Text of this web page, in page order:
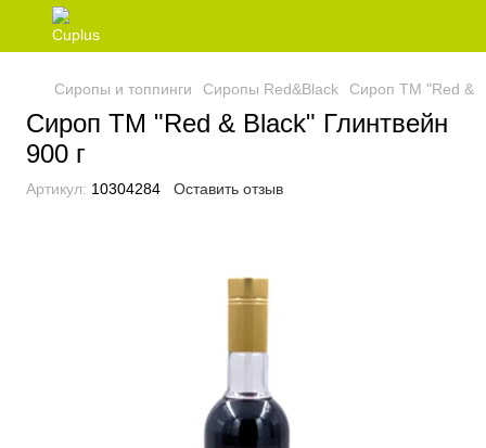
Сиропы и топпинги Сиропы Red&Black Сироп ТМ "Red &
Сироп ТМ "Red & Black" Глинтвейн
900 г
Артикул: 10304284 Оставить отзыв